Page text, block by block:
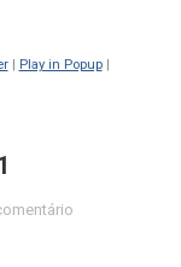
| Play in Popup|